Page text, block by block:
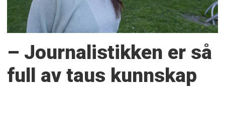
– Journalistikken er så
full av taus kunnskap